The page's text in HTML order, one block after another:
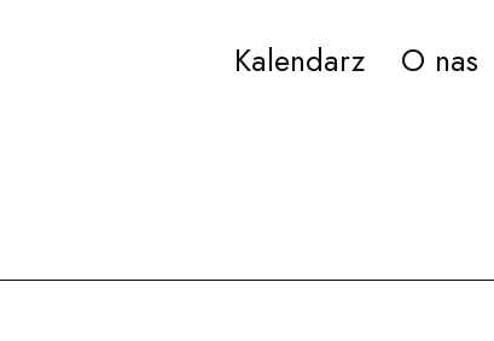
w Bydgoszczy
Kalendarz O nas